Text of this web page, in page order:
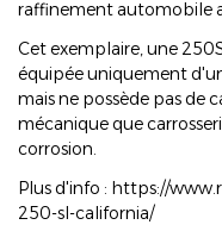
raffinement automobile
Cet exemplaire, une
équipée uniquement
mais ne possède pas de
mécanique que
corrosion.
Plus d'info : https://
250-sl-california/